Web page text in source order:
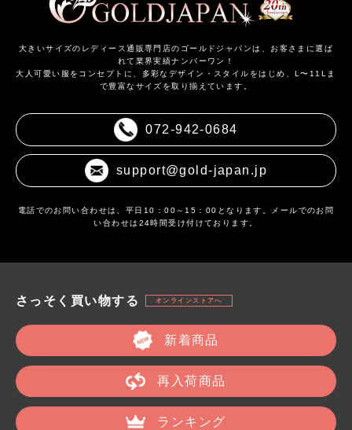
大きいサイズのレディース通販専門店のゴールドジャパンは、お客さまに選ば
れて業界実績ナンバーワン！
大人可愛い服をコンセプトに、多彩なデザイン・スタイルをはじめ、L〜11Lま
で豊富なサイズを取り揃えています。
072-942-0684
support@gold-japan.jp
電話でのお問い合わせは、平日10：00～15：00となります。メールでのお問
い合わせは24時間受け付けております。
さっそく買い物する オンラインストアへ
新着商品
再入荷商品
ランキング